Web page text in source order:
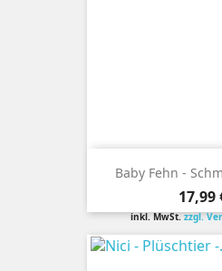
Baby Fehn -
Preis
17,99
inkl. MwSt.zzgl.